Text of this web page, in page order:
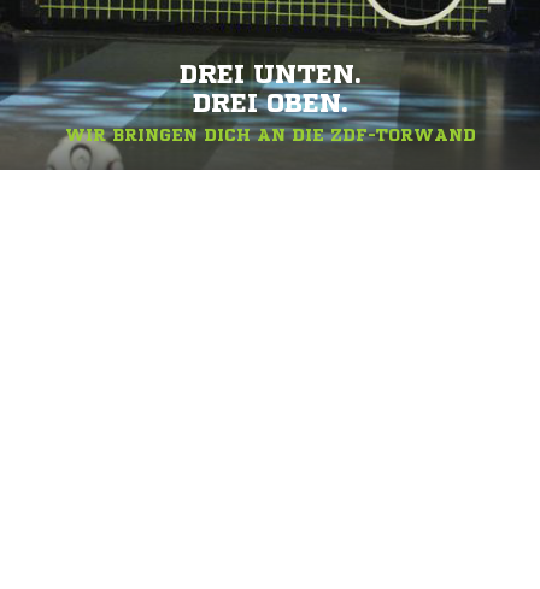
DREI UNTEN.
DREI OBEN.
WIR BRINGEN DICH AN DIE ZDF-TORWAND